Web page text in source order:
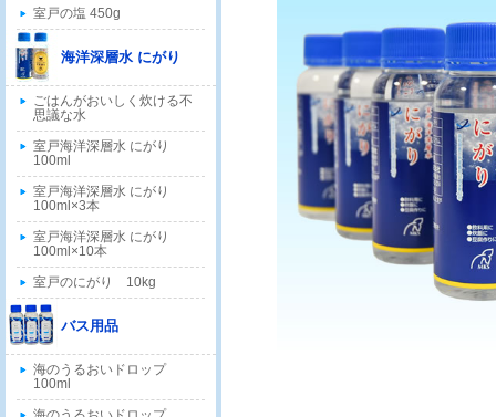
室戸の塩 450g
海洋深層水 にがり
ごはんがおいしく炊ける不
思議な水
室戸海洋深層水 にがり
100ml
室戸海洋深層水 にがり
100ml×3本
室戸海洋深層水 にがり
100ml×10本
室戸のにがり 10kg
バス用品
海のうるおいドロップ
100ml